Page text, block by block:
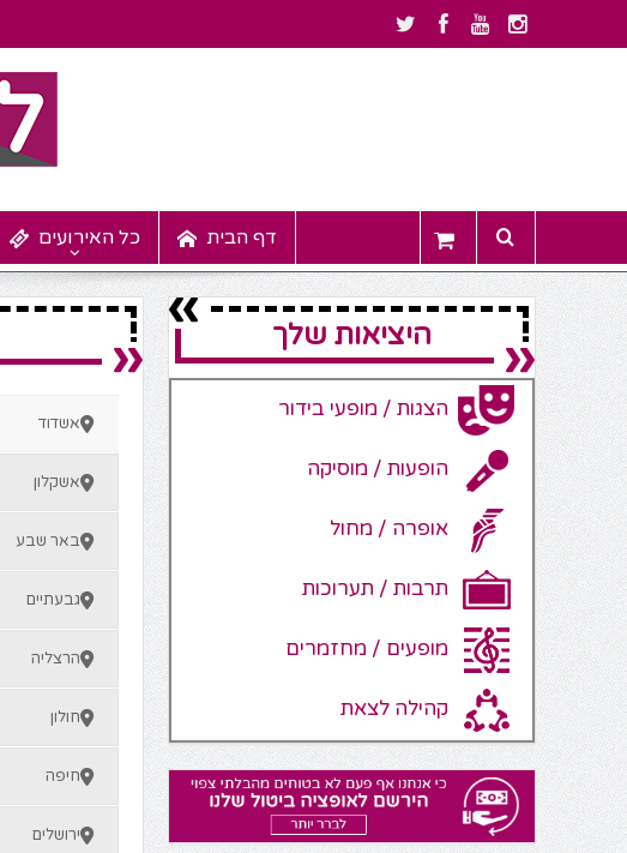
כל האירועים דף הבית
אשדוד
אשקלון
באר שבע
גבעתיים
הרצליה
חולון
חיפה
ירושלים
היציאות שלך
הצגות / מופעי בידור
הופעות / מוסיקה
אופרה / מחול
תרבות / תערוכות
מופעים / מחזמרים
קהילה לצאת